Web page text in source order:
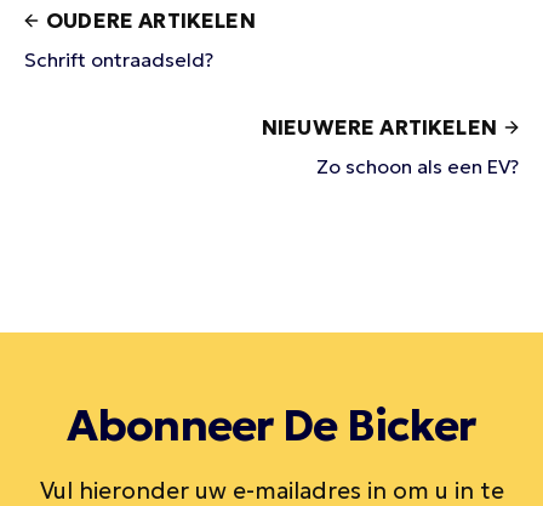
OUDERE ARTIKELEN
Schrift ontraadseld?
NIEUWERE ARTIKELEN
Zo schoon als een EV?
Abonneer De Bicker
Vul hieronder uw e-mailadres in om u in te